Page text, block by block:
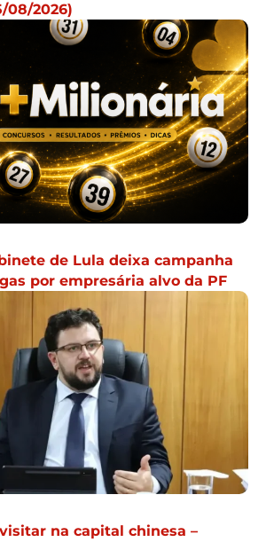
08/2026)
de Lula deixa campanha
por empresária alvo da PF
na capital chinesa –